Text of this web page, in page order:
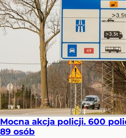
Mocna akcja policji. 600
89 osób